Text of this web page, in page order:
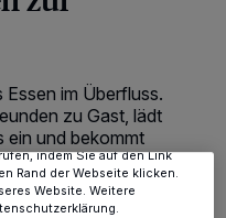
im Überfluss.
zu Gast, lädt
ein und bekommt
Viele
paar Tage weg und
liegen. Wohl selten ist
greifen auf
oder eindeutige
von OK aktivieren Sie
aufgeführten
sind manche Inhalte und
relevant für Sie. Sie können
Ihre Einstellungen zu
indem Sie auf den Link
Rand der Webseite klicken.
Website. Weitere